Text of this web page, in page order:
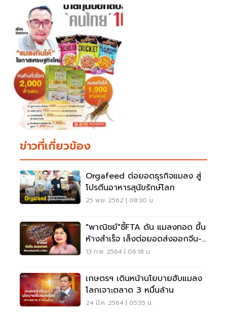
ข่าวที่เกี่ยวข้อง
Orgafeed ต่อยอดธุรกิจแมลง สู่
โปรตีนอาหารสุนัขรักษ์โลก
25 พ.ย. 2562 | 08:30 น.
"พาณิชย์"ชี้FTA ดัน แมลงทอด ขึ้น
ห้างสำเร็จ เล็งต่อยอดส่งออกจีน-
อาเซียน
13 ก.พ. 2564 | 06:18 น.
เกษตรฯ เดินหน้านโยบายฮับแมลง
โลกเจาะตลาด 3 หมื่นล้าน
24 มี.ค. 2564 | 05:55 น.